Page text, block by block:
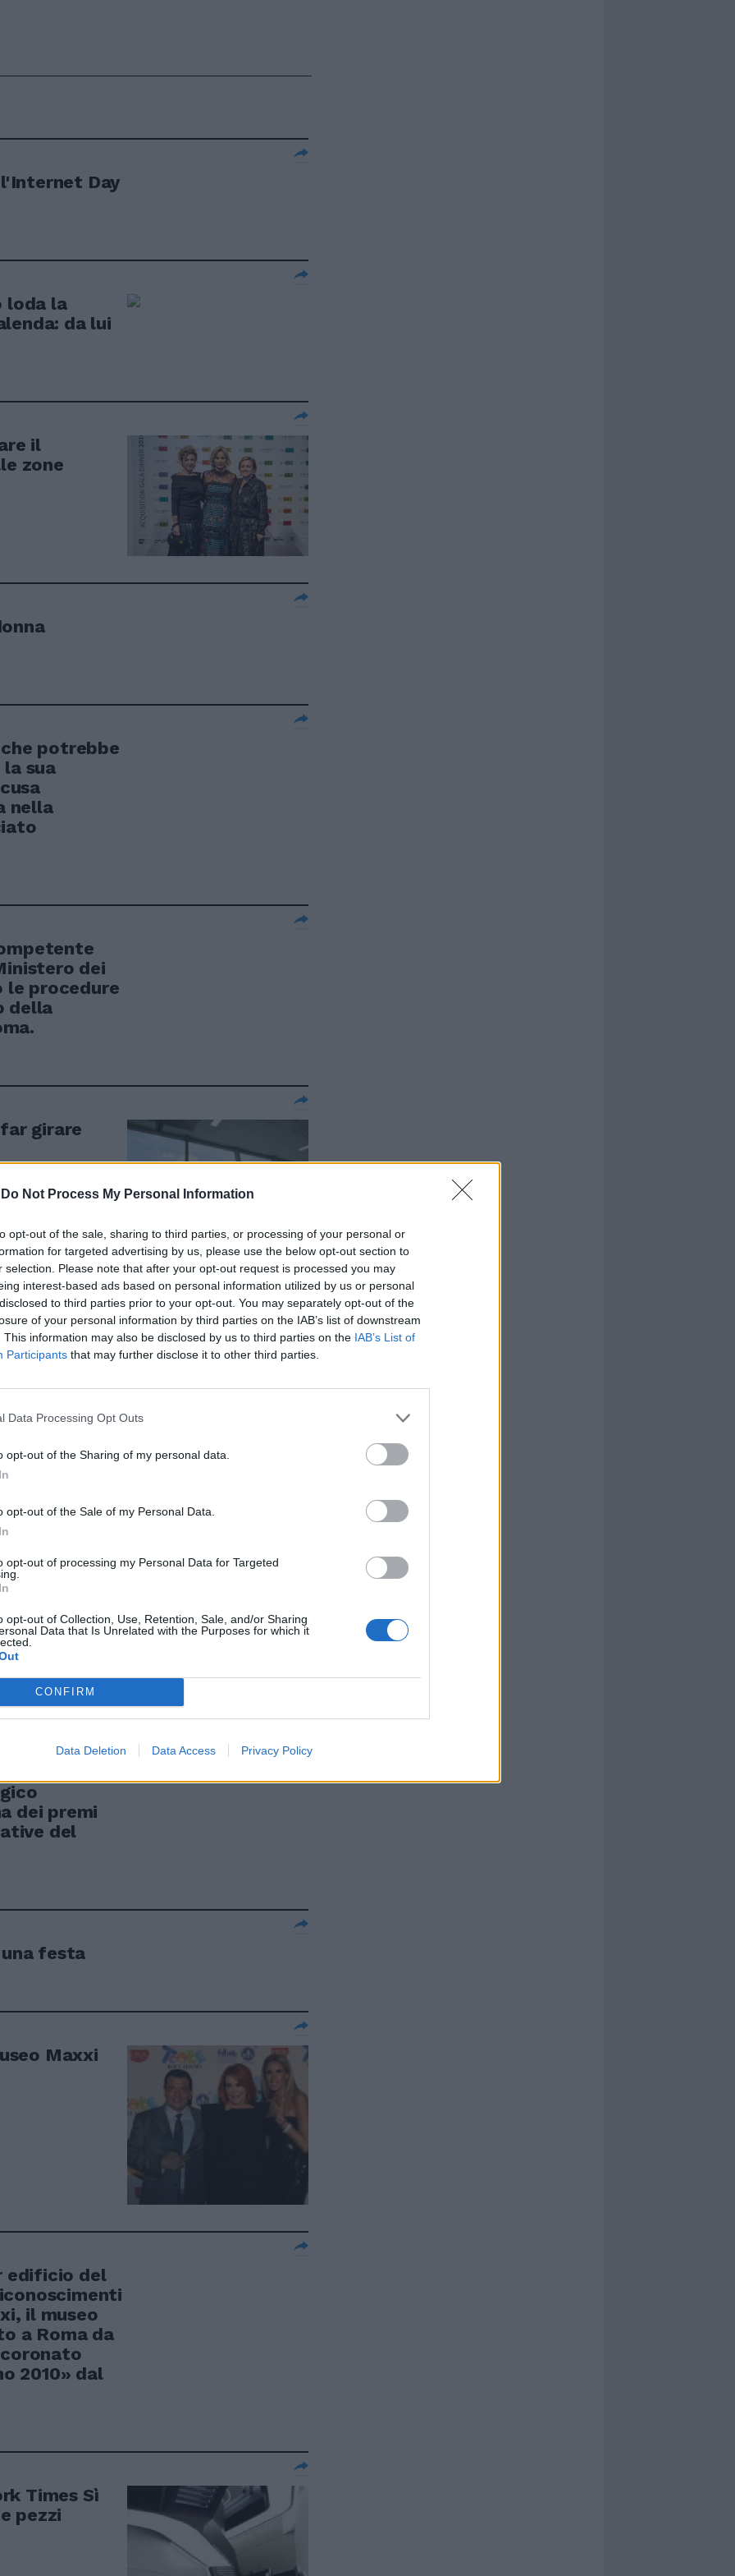
Do Not Process My Personal Information
opt-out of the sale, sharing to third parties, or processing of your personal or
for targeted advertising by us, please use the below opt-out section to
selection. Please note that after your opt-out request is processed you may
interest-based ads based on personal information utilized by us or personal
to third parties prior to your opt-out. You may separately opt-out of the
of your personal information by third parties on the IAB’s list of downstream
This information may also be disclosed by us to third parties on the IAB’s List of
Participants that may further disclose it to other third parties.
Data Processing Opt Outs
opt-out of the Sharing of my personal data.
opt-out of the Sale of my Personal Data.
opt-out of processing my Personal Data for Targeted
opt-out of Collection, Use, Retention, Sale, and/or Sharing
Data that Is Unrelated with the Purposes for which it
CONFIRM
Data Deletion Data Access Privacy Policy
Day
loda la
da lui
il
zone
che potrebbe
sua
nella
dei
le procedure
della
girare
Maxxi
dei premi
del
festa
Maxxi
edificio del
il museo
a Roma da
2010» dal
Times Sì
pezzi